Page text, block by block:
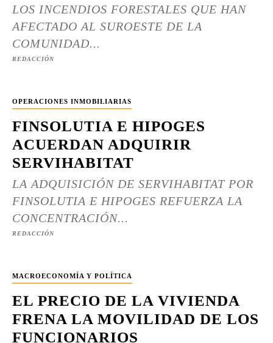
LOS INCENDIOS FORESTALES QUE HAN
AFECTADO AL SUROESTE DE LA
COMUNIDAD...
REDACCIÓN
OPERACIONES INMOBILIARIAS
FINSOLUTIA E HIPOGES
ACUERDAN ADQUIRIR
SERVIHABITAT
LA ADQUISICIÓN DE SERVIHABITAT POR
FINSOLUTIA E HIPOGES REFUERZA LA
CONCENTRACIÓN...
REDACCIÓN
MACROECONOMÍA Y POLÍTICA
EL PRECIO DE LA VIVIENDA
FRENA LA MOVILIDAD DE LOS
FUNCIONARIOS